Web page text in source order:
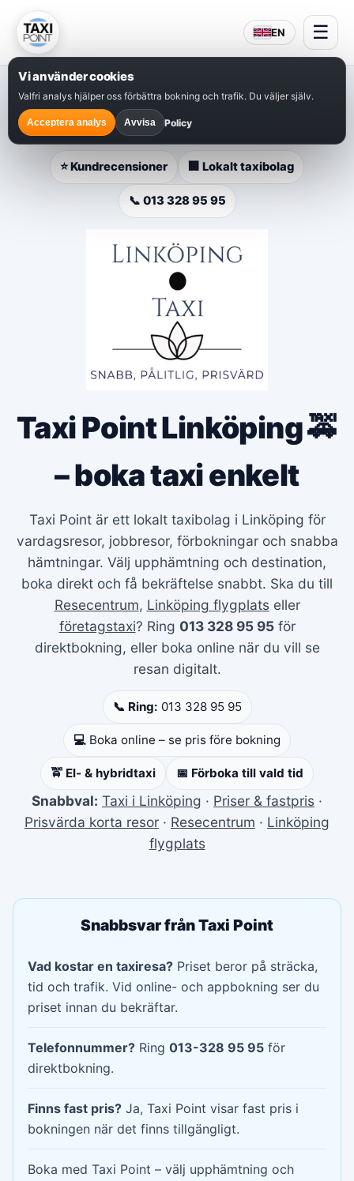
EN ☰
⭐Populärt val i Linköping– snabb bokning, lokal
service och hjälp dygnet runt.
⭐ Kundrecensioner 🏢 Lokalt taxibolag
📞 013 328 95 95
Taxi Point Linköping 🚕
– boka taxi enkelt
Taxi Point är ett lokalt taxibolag i Linköping för
vardagsresor, jobbresor, förbokningar och snabba
hämtningar. Välj upphämtning och destination,
boka direkt och få bekräftelse snabbt. Ska du till
Resecentrum, Linköping flygplats eller
företagstaxi? Ring 013 328 95 95för
direktbokning, eller boka online när du vill se
resan digitalt.
📞 Ring: 013 328 95 95
💻 Boka online – se pris före bokning
🚖 El- & hybridtaxi 📅 Förboka till vald tid
Snabbval: Taxi i Linköping · Priser & fastpris ·
Prisvärda korta resor · Resecentrum · Linköping
flygplats
Snabbsvar från Taxi Point
Vad kostar en taxiresa? Priset beror på sträcka,
tid och trafik. Vid online- och appbokning ser du
priset innan du bekräftar.
Telefonnummer? Ring 013-328 95 95 för
direktbokning.
Finns fast pris? Ja, Taxi Point visar fast pris i
bokningen när det finns tillgängligt.
Boka med Taxi Point – välj upphämtning och
Vi använder cookies
Valfri analys hjälper oss förbättra bokning och trafik. Du väljer själv.
Acceptera analys Avvisa Policy